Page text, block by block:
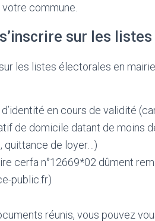
commune.
sur les
les listes électorales en
en cours de validité
de domicile datant de moins
quittance de loyer…)
cerfa n°12669*02 dûment
public.fr)
réunis, vous pouvez